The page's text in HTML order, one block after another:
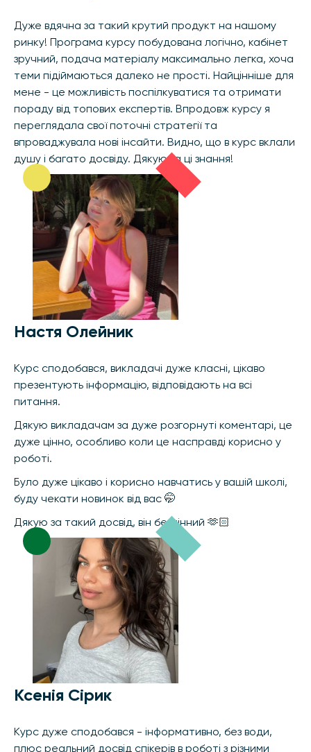
Дуже вдячна за такий крутий продукт на нашому
ринку! Програма курсу побудована логічно, кабінет
зручний, подача матеріалу максимально легка, хоча
теми підіймаються далеко не прості. Найцінніше для
мене - це можливість поспілкуватися та отримати
пораду від топових експертів. Впродовж курсу я
переглядала свої поточні стратегії та
впроваджувала нові інсайти. Видно, що в курс вклали
душу і багато досвіду. Дякую за ці знання!
Настя Олейник
Курс сподобався, викладачі дуже класні, цікаво
презентують інформацію, відповідають на всі
питання.
Дякую викладачам за дуже розгорнуті коментарі, це
дуже цінно, особливо коли це насправді корисно у
роботі.
Було дуже цікаво і корисно навчатись у вашій школі,
буду чекати новинок від вас 🤭
Дякую за такий досвід, він безцінний 🫶🏻
Ксенія Сірик
Курс дуже сподобався - інформативно, без води,
плюс реальний досвід спікерів в роботі з різними